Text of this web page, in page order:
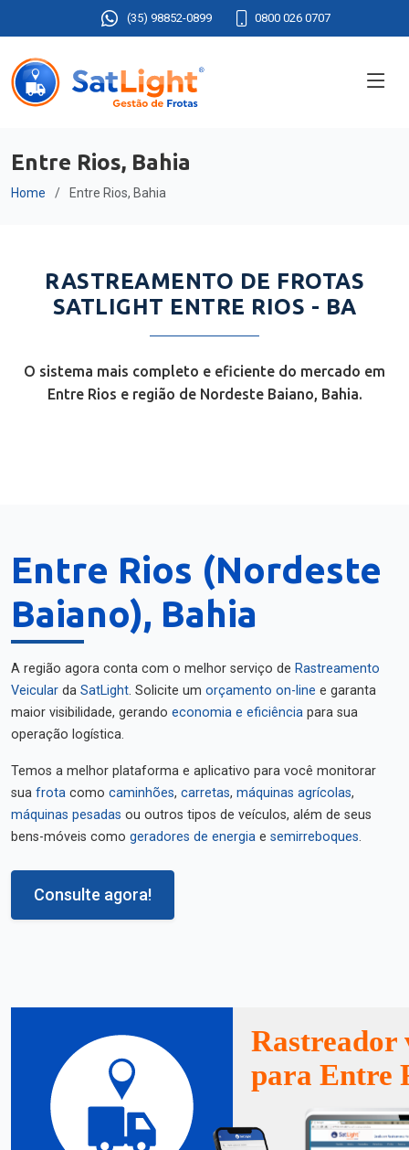
(35) 98852-0899 0800 026 0707
Entre Rios, Bahia
Home Entre Rios, Bahia
RASTREAMENTO DE FROTAS
SATLIGHT ENTRE RIOS - BA
O sistema mais completo e eficiente do mercado em
Entre Rios e região de Nordeste Baiano, Bahia.
Entre Rios (Nordeste
Baiano), Bahia
A região agora conta com o melhor serviço de Rastreamento
Veicular da SatLight. Solicite um orçamento on-line e garanta
maior visibilidade, gerando economia e eficiência para sua
operação logística.
Temos a melhor plataforma e aplicativo para você monitorar
sua frota como caminhões, carretas, máquinas agrícolas,
máquinas pesadas ou outros tipos de veículos, além de seus
bens-móveis como geradores de energia e semirreboques.
Consulte agora!
Rastreador
para Entre